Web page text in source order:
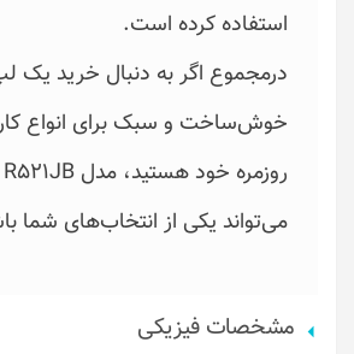
استفاده کرده است.
درمجموع اگر به دنبال خرید یک
خوش‌ساخت و سبک برای انواع
می‌تواند یکی از انتخاب‌های شما
مشخصات فیزیکی